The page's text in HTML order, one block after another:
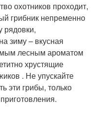
охотников проходит,
грибник непременно
рядовки,
зиму – вкусная
лесным ароматом
хрустящие
. Не упускайте
эти грибы, только